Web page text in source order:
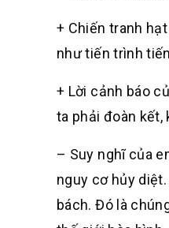
+ Chiến tranh
như tiến trình
+ Lời cảnh báo
ta phải đoàn kết,
– Suy nghĩ của
nguy cơ hủy
bách. Đó là